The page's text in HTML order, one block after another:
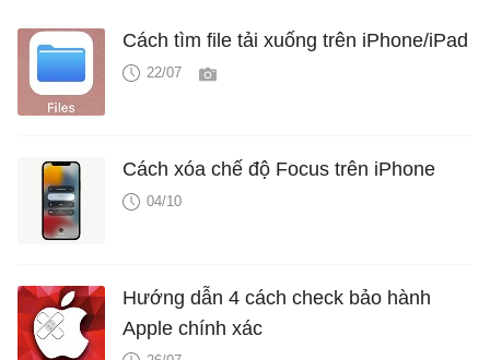
Cách tìm file tải xuống trên iPhone/iPad
22/07
Cách xóa chế độ Focus trên iPhone
04/10
Hướng dẫn 4 cách check bảo hành
Apple chính xác